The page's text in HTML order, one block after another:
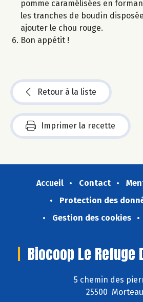
pomme caramélisées en
les tranches de boudin
ajouter le chou rouge.
Bon appétit !
Retour à la liste
Imprimer la recette
Accueil Contact
Protection des
Gestion des cookies
Biocoop Le Refuge
5 chemin des
25500 Morteau